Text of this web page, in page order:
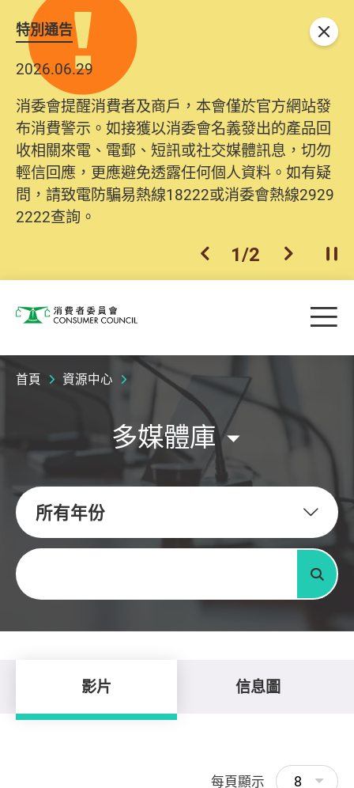
特別通告
2026.06.29
消委會提醒消費者及商戶，本會僅於官方網站發
布消費警示。如接獲以消委會名義發出的產品回
收相關來電、電郵、短訊或社交媒體訊息，切勿
輕信回應，更應避免透露任何個人資料。如有疑
問，請致電防騙易熱線18222或消委會熱線2929
2222查詢。
2025.10.31
為提升使用者體驗及網絡安全，本會的投訴處理
系統已經進行升級及推出新功能。由2025年11月
10日起，消費者需要提供基本聯絡資料（包括姓
名、電郵及電話）註冊帳戶，才可提交投訴、查
詢及建議。所有提交紀錄將清晰整合於帳戶中，
方便日後作出跟進。
上一個
2/2 下一個開
關閉
消費者委員會 目
首頁 資源中心
多媒體庫
所有年份
關鍵字
搜尋
影片 信息圖
每頁顯示 8